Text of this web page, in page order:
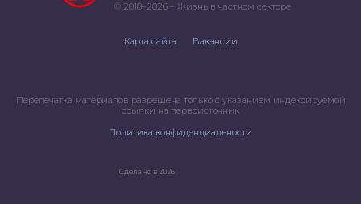
© 2018–2026 – Жизнь в частном секторе
Карта сайта Вакансии
Перепечатка материалов разрешена только с указанием индексируемой
ссылки на первоисточник
Политика конфиденциальности
Сделано в 2026